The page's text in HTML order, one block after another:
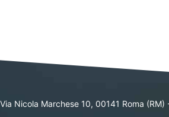
Nicola Marchese 10, 00141 Roma (RM)